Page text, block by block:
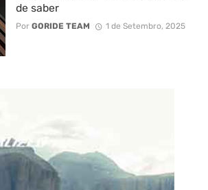
de saber
Por GORIDE TEAM 1 de Setembro, 2025